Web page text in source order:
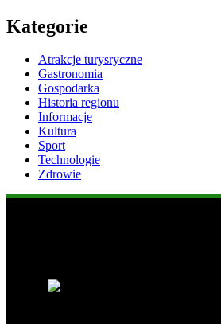
Kategorie
Atrakcje turysryczne
Gastronomia
Gospodarka
Historia regionu
Informacje
Kultura
Sport
Technologie
Zdrowie